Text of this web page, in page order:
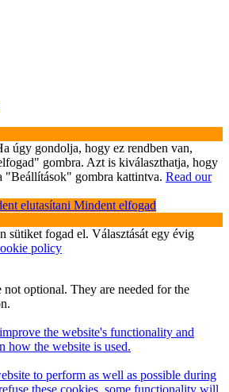
úgy gondolja, hogy ez rendben van,
gombra. Azt is kiválaszthatja, hogy
"Beállítások" gombra kattintva. Read our
elutasítani Mindent elfogad
sütiket fogad el. Választását egy évig
policy
not optional. They are needed for the
the website's functionality and
how the website is used.
to perform as well as possible during
these cookies, some functionality will